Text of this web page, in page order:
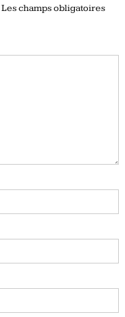
Les champs obligatoires